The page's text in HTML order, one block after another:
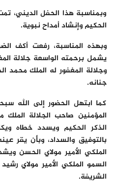
وبمناسبة هذا الحفل الديني،
الحكيم وإنشاد أمداح نبوية.
وبهذه المناسبة، رفعت أكف
يشمل برحمته الواسعة جلالة
وجلالة المغفور له الملك
جنانه.
كما ابتهل الحضور إلى الله
المؤمنين صاحب الجلالة
الذكر الحكيم ويسدد خطاه
بالتوفيق والسداد، وبأن يقر
الملكي الأمير مولاي الحسن
السمو الملكي الأمير مولاي رشيد
الشريفة.